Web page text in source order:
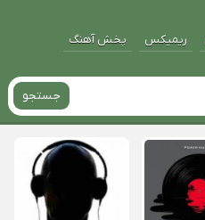
ریمیکس پخش آهنگ
جستجو